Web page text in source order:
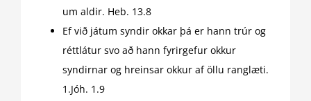
um aldir. Heb. 13.8
Ef við játum syndir okkar þá er hann trúr og
réttlátur svo að hann fyrirgefur okkur
syndirnar og hreinsar okkur af öllu ranglæti.
1.Jóh. 1.9